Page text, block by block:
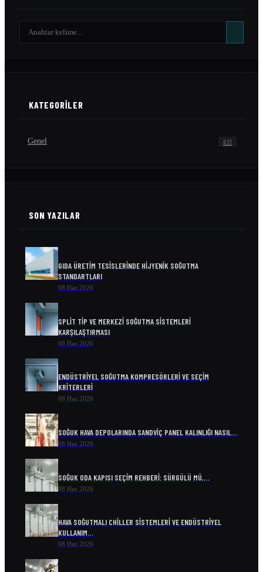
KATEGORILER
Genel 621
SON YAZILAR
GIDA ÜRETIM TESISLERINDE HIJYENIK SOĞUTMA
STANDARTLARI
08 Haz 2026
SPLIT TIP VE MERKEZI SOĞUTMA SISTEMLERI
KARŞILAŞTIRMASI
08 Haz 2026
ENDÜSTRIYEL SOĞUTMA KOMPRESÖRLERI VE SEÇIM
KRITERLERI
08 Haz 2026
SOĞUK HAVA DEPOLARINDA SANDVIÇ PANEL KALINLIĞI NASIL…
08 Haz 2026
SOĞUK ODA KAPISI SEÇIM REHBERI: SÜRGÜLÜ MÜ,…
08 Haz 2026
HAVA SOĞUTMALI CHILLER SISTEMLERI VE ENDÜSTRIYEL
KULLANIM…
08 Haz 2026